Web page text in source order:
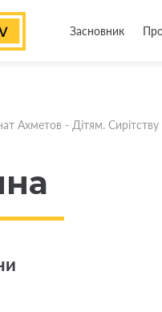
Засновник
Ахметов - Дітям. Сирітству